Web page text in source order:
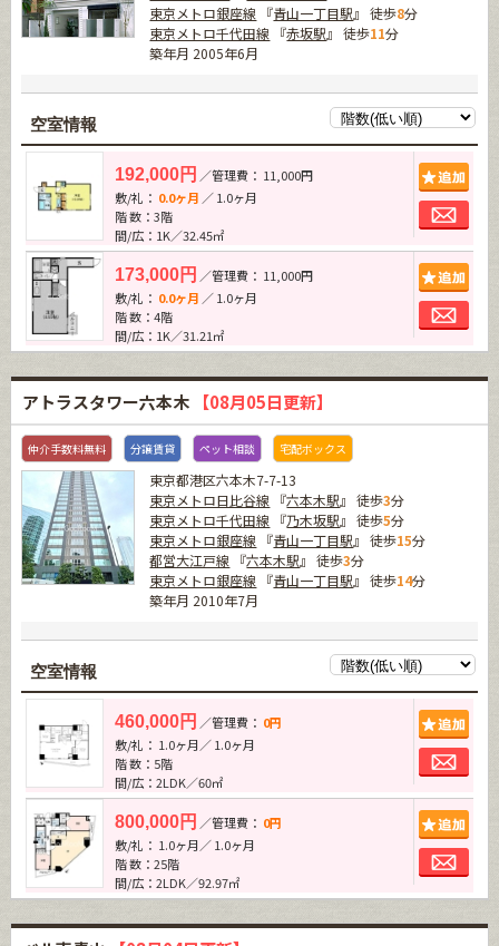
東京メトロ銀座線 『青山一丁目駅』 徒歩8分
東京メトロ千代田線 『赤坂駅』 徒歩11分
築年月 2005年6月
空室情報
192,000円 ／管理費： 11,000円
敷/礼： 0.0ヶ月 ／ 1.0ヶ月
階 数：3階
間/広：1K／32.45㎡
173,000円 ／管理費： 11,000円
敷/礼： 0.0ヶ月 ／ 1.0ヶ月
階 数：4階
間/広：1K／31.21㎡
アトラスタワー六本木 【08月05日更新】
仲介手数料無料 分譲賃貸 ペット相談 宅配ボックス
東京都港区六本木7-7-13
東京メトロ日比谷線 『六本木駅』 徒歩3分
東京メトロ千代田線 『乃木坂駅』 徒歩5分
東京メトロ銀座線 『青山一丁目駅』 徒歩15分
都営大江戸線 『六本木駅』 徒歩3分
東京メトロ銀座線 『青山一丁目駅』 徒歩14分
築年月 2010年7月
空室情報
460,000円 ／管理費： 0円
敷/礼： 1.0ヶ月／ 1.0ヶ月
階 数：5階
間/広：2LDK／60㎡
800,000円 ／管理費： 0円
敷/礼： 1.0ヶ月／ 1.0ヶ月
階 数：25階
間/広：2LDK／92.97㎡